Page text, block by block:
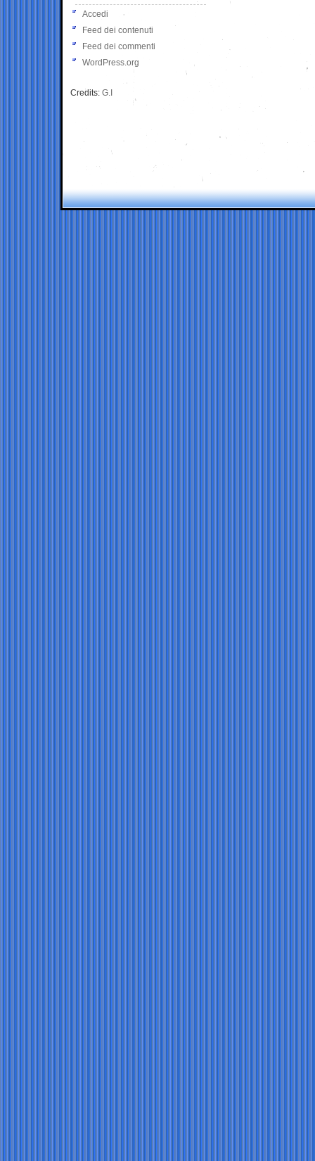
Accedi
Feed dei contenuti
Feed dei commenti
WordPress.org
Credits: G.I